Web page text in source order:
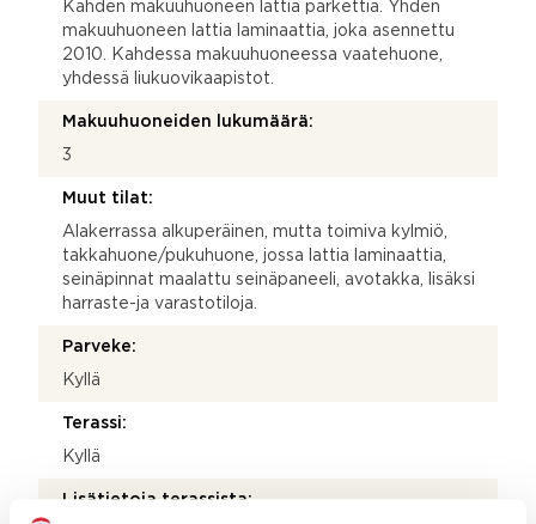
Kahden makuuhuoneen lattia parkettia. Yhden
makuuhuoneen lattia laminaattia, joka asennettu
2010. Kahdessa makuuhuoneessa vaatehuone,
yhdessä liukuovikaapistot.
Makuuhuoneiden lukumäärä:
3
Muut tilat:
Alakerrassa alkuperäinen, mutta toimiva kylmiö,
takkahuone/pukuhuone, jossa lattia laminaattia,
seinäpinnat maalattu seinäpaneeli, avotakka, lisäksi
harraste-ja varastotiloja.
Parveke:
Kyllä
Terassi:
Kyllä
Lisätietoja terassista: